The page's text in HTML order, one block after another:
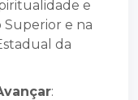
e
Superior e na
da
: